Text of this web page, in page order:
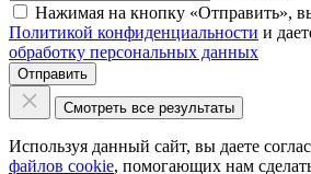
Нажимая на кнопку «Отправить»,
Политикой конфиденциальности и
обработку персональных данных
Отправить
Смотреть все результаты
Используя данный сайт, вы даете
файлов cookie, помогающих нам